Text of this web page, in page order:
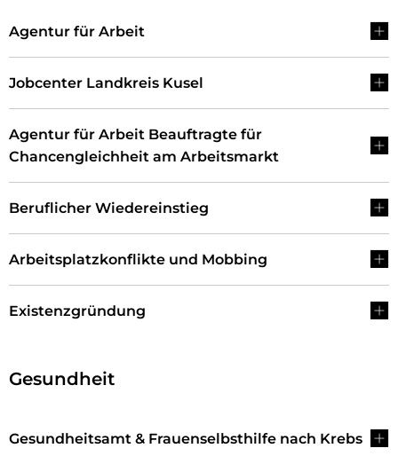
Agentur für Arbeit
Jobcenter Landkreis Kusel
Agentur für Arbeit Beauftragte für
Chancengleichheit am Arbeitsmarkt
Beruflicher Wiedereinstieg
Arbeitsplatzkonflikte und Mobbing
Existenzgründung
Gesundheit
Gesundheitsamt & Frauenselbsthilfe nach Krebs